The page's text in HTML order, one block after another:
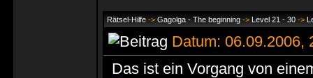
Rätsel-Hilfe -> Gagolga - The beginning -> Level 21 - 30 ->
Datum:
Das ist ein Vorgang von